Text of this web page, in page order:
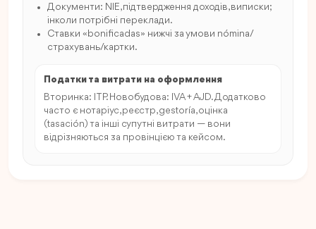
Документи: NIE, підтвердження доходів, виписки;
інколи потрібні переклади.
Ставки «bonificadas» нижчі за умови nómina/
страхувань/картки.
Податки та витрати на оформлення
Вторинка: ITP. Новобудова: IVA + AJD. Додатково
часто є нотаріус, реєстр, gestoría, оцінка
(tasación) та інші супутні витрати — вони
відрізняються за провінцією та кейсом.